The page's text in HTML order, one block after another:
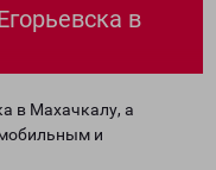
в
в Махачкалу, а
и